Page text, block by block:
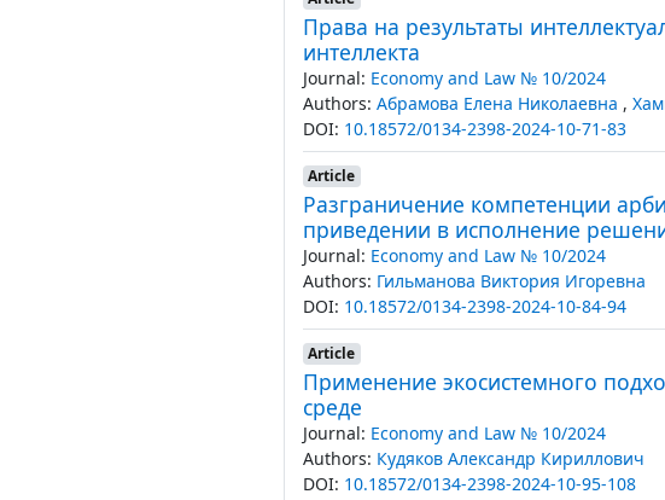
Права на результаты
интеллекта
Journal: Economy and Law № 10/2024
Authors: Абрамова Елена Николаевна ,
DOI: 10.18572/0134-2398-2024-10-71-83
Article
Разграничение компетенции
приведении в исполнение
Journal: Economy and Law № 10/2024
Authors: Гильманова Виктория Игоревна
DOI: 10.18572/0134-2398-2024-10-84-94
Article
Применение экосистемного
среде
Journal: Economy and Law № 10/2024
Authors: Кудяков Александр Кириллович
DOI: 10.18572/0134-2398-2024-10-95-108